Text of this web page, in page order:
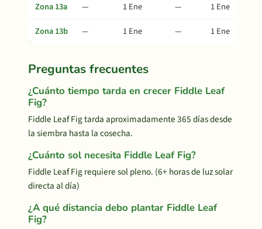
Zona 13a
— 1 Ene —
1 Ene
Zona 13b
— 1 Ene — 1 Ene
Preguntas frecuentes
¿Cuánto tiempo tarda en crecer Fiddle Leaf
Fig?
Fiddle Leaf Fig tarda aproximadamente 365 días desde
la siembra hasta la cosecha.
¿Cuánto sol necesita Fiddle Leaf Fig?
Fiddle Leaf Fig requiere sol pleno. (6+ horas de luz solar
directa al día)
¿A qué distancia debo plantar Fiddle Leaf
Fig?